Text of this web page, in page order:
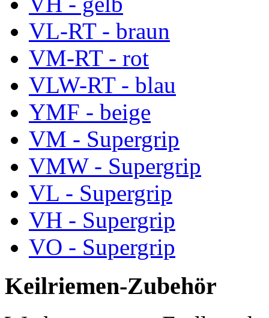
VL-RT - braun
VM-RT - rot
VLW-RT - blau
YMF - beige
VM - Supergrip
VMW - Supergrip
VL - Supergrip
VH - Supergrip
VO - Supergrip
Keilriemen-Zubehör